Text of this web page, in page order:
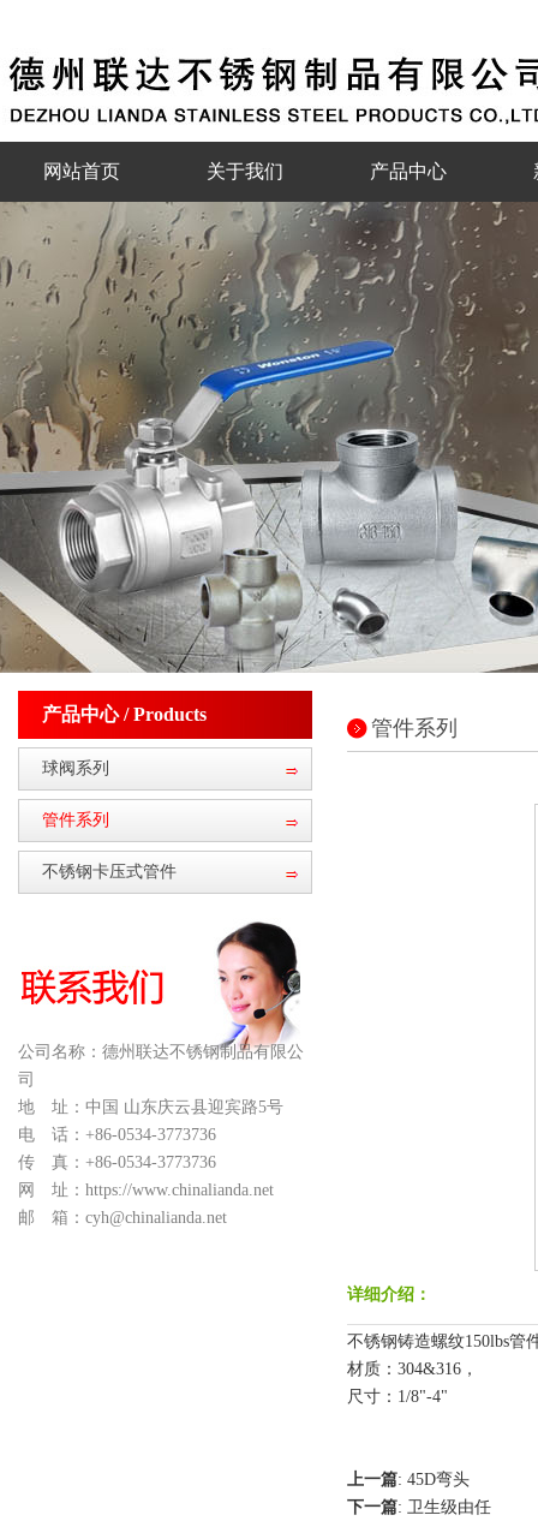
网站首页 关于我们 产品中心
产品中心 / Products
球阀系列
管件系列
不锈钢卡压式管件
公司名称： 德州联达不锈钢制品有限公
司
地 址：中国 山东庆云县迎宾路5号
电 话：+86-0534-3773736
传 真：+86-0534-3773736
网 址：https://www.chinalianda.net
邮 箱：cyh@chinalianda.net
管件系列
详细介绍：
不锈钢铸造螺纹150lbs管
材质：304&316，
尺寸：1/8"-4"
上一篇: 45D弯头
下一篇: 卫生级由任